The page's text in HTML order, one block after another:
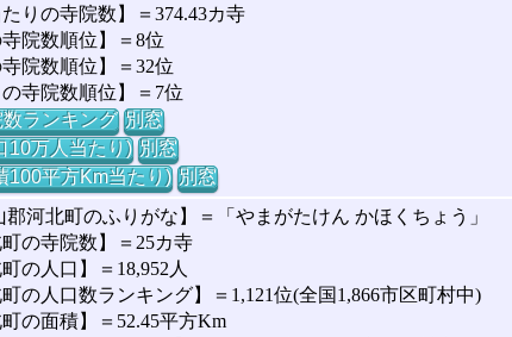
たりの寺院数】＝374.43カ寺
寺院数順位】＝8位
寺院数順位】＝32位
の寺院数順位】＝7位
ランキング 別窓
10万人当たり) 別窓
100平方Km当たり) 別窓
郡河北町のふりがな】＝「やまがたけん かほくちょう」
町の寺院数】＝25カ寺
の人口】＝18,952人
町の人口数ランキング】＝1,121位(全国1,866市区町村中)
町の面積】＝52.45平方Km